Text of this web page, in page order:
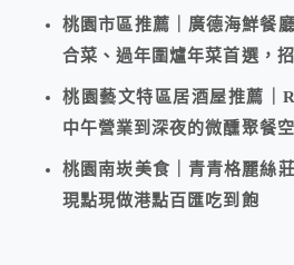
桃園市區推薦｜廣德海鮮餐
合菜、過年圍爐年菜首選，
桃園藝文特區居酒屋推薦｜
中午營業到深夜的微醺聚餐
桃園南崁美食｜青青格麗絲
現點現做港點百匯吃到飽